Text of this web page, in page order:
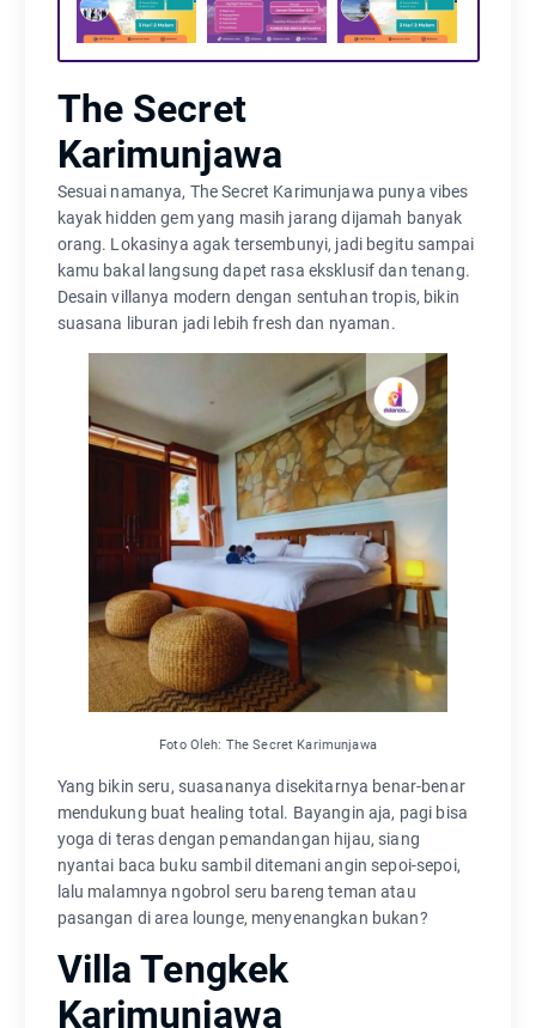
The Secret
Karimunjawa
Sesuai namanya, The Secret Karimunjawa punya vibes
kayak hidden gem yang masih jarang dijamah banyak
orang. Lokasinya agak tersembunyi, jadi begitu sampai
kamu bakal langsung dapet rasa eksklusif dan tenang.
Desain villanya modern dengan sentuhan tropis, bikin
suasana liburan jadi lebih fresh dan nyaman.
Foto Oleh: The Secret Karimunjawa
Yang bikin seru, suasananya disekitarnya benar-benar
mendukung buat healing total. Bayangin aja, pagi bisa
yoga di teras dengan pemandangan hijau, siang
nyantai baca buku sambil ditemani angin sepoi-sepoi,
lalu malamnya ngobrol seru bareng teman atau
pasangan di area lounge, menyenangkan bukan?
Villa Tengkek
Karimunjawa